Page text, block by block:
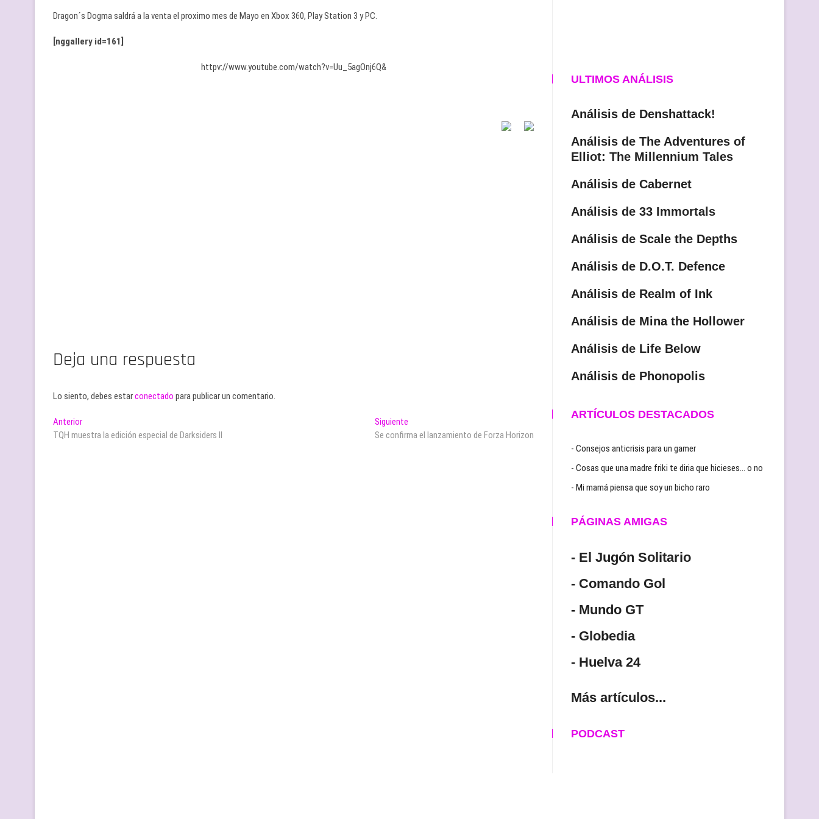
Dragon´s Dogma saldrá a la venta el proximo mes de Mayo en Xbox 360, Play Station 3 y PC.
[nggallery id=161]
httpv://www.youtube.com/watch?v=Uu_5agOnj6Q&
Deja una respuesta
Lo siento, debes estarconectado para publicar un comentario.
Navegación
de
AnteriorEntrada
anterior:
TQH muestra la edición especial de Darksiders II
Siguiente
siguiente:
Se confirma el lanzamiento de Forza Horizon
ULTIMOS ANÁLISIS
Análisis de Denshattack!
Análisis de The Adventures of
Elliot: The Millennium Tales
Análisis de Cabernet
Análisis de 33 Immortals
Análisis de Scale the Depths
Análisis de D.O.T. Defence
Análisis de Realm of Ink
Análisis de Mina the Hollower
Análisis de Life Below
Análisis de Phonopolis
ARTÍCULOS DESTACADOS
- Consejos anticrisis para un gamer
- Cosas que una madre friki te diria que hicieses… o no
- Mi mamá piensa que soy un bicho raro
PÁGINAS AMIGAS
- El Jugón Solitario
- Comando Gol
- Mundo GT
- Globedia
- Huelva 24
Más artículos...
PODCAST